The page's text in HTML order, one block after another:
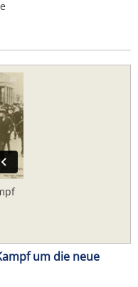
um die neue